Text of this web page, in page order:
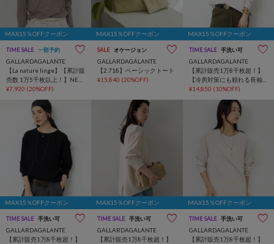
MAX15％OFFクーポン
TIME SALE 一部予約
GALLARDAGALANTE
【La nature linge】【累計販
売数 1万5千枚以上！】NEW
ロングスリーブTシャツ
¥7,920 (20%OFF)
MAX15％OFFクーポン
SALE オケージョン
GALLARDAGALANTE
【2.718】ベーシックトート
¥15,840 (20%OFF)
MAX15％OFFクーポン
TIME SALE 手洗い可
GALLARDAGALANTE
【累計販売1万8千枚超！】
【冷房対策にも頼れる長袖
】バックスリットブラウス
¥14,850 (10%OFF)
MAX15％OFFクーポン
TIME SALE 手洗い可
GALLARDAGALANTE
【累計販売1万8千枚超！】
MAX15％OFFクーポン
TIME SALE 手洗い可
GALLARDAGALANTE
【累計販売1万8千枚超！】
MAX15％OFFクーポン
TIME SALE 手洗い可
GALLARDAGALANTE
【累計販売1万8千枚超！】